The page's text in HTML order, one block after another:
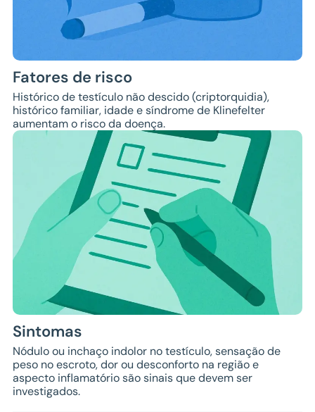
Fatores de risco
Histórico de testículo não descido (criptorquidia),
histórico familiar, idade e síndrome de Klinefelter
aumentam o risco da doença.
Sintomas
Nódulo ou inchaço indolor no testículo, sensação de
peso no escroto, dor ou desconforto na região e
aspecto inflamatório são sinais que devem ser
investigados.